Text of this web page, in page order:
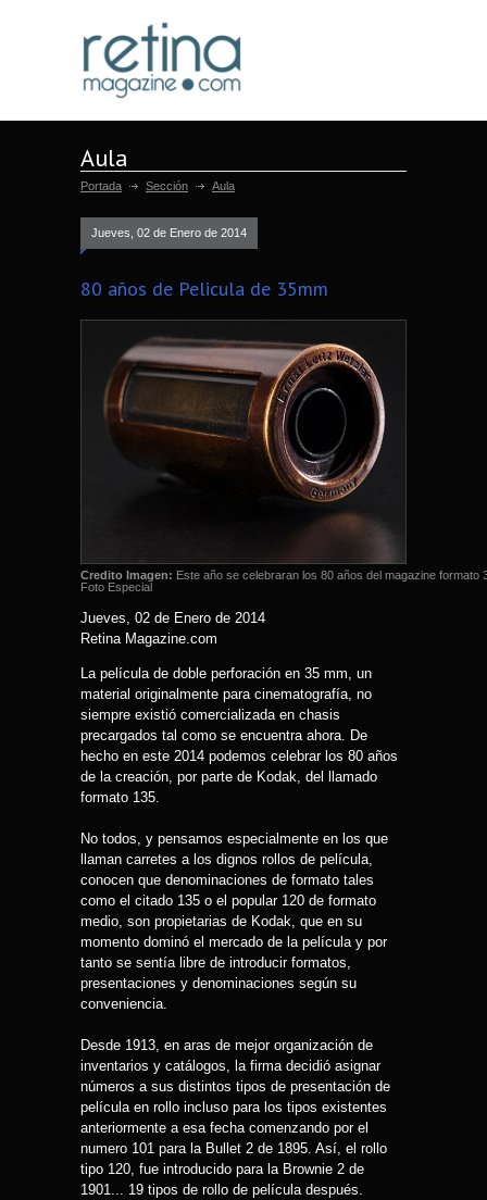
Aula
Portada Sección Aula
Jueves, 02 de Enero de 2014
80 años de Pelicula de 35mm
Credito Imagen: Este año se celebraran los 80 años del magazine formato
Foto Especial
Jueves, 02 de Enero de 2014
Retina Magazine.com
La película de doble perforación en 35 mm, un
material originalmente para cinematografía, no
siempre existió comercializada en chasis
precargados tal como se encuentra ahora. De
hecho en este 2014 podemos celebrar los 80 años
de la creación, por parte de Kodak, del llamado
formato 135.
No todos, y pensamos especialmente en los que
llaman carretes a los dignos rollos de película,
conocen que denominaciones de formato tales
como el citado 135 o el popular 120 de formato
medio, son propietarias de Kodak, que en su
momento dominó el mercado de la película y por
tanto se sentía libre de introducir formatos,
presentaciones y denominaciones según su
conveniencia.
Desde 1913, en aras de mejor organización de
inventarios y catálogos, la firma decidió asignar
números a sus distintos tipos de presentación de
película en rollo incluso para los tipos existentes
anteriormente a esa fecha comenzando por el
numero 101 para la Bullet 2 de 1895. Así, el rollo
tipo 120, fue introducido para la Brownie 2 de
1901... 19 tipos de rollo de película después.